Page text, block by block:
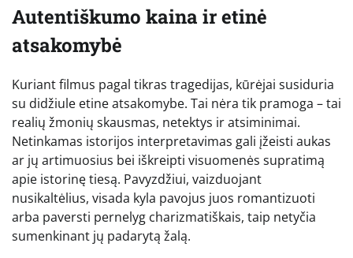
Autentiškumo kaina ir etinė
atsakomybė
Kuriant filmus pagal tikras tragedijas, kūrėjai susiduria
su didžiule etine atsakomybe. Tai nėra tik pramoga – tai
realių žmonių skausmas, netektys ir atsiminimai.
Netinkamas istorijos interpretavimas gali įžeisti aukas
ar jų artimuosius bei iškreipti visuomenės supratimą
apie istorinę tiesą. Pavyzdžiui, vaizduojant
nusikaltėlius, visada kyla pavojus juos romantizuoti
arba paversti pernelyg charizmatiškais, taip netyčia
sumenkinant jų padarytą žalą.